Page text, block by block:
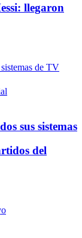
llegaron
sus sistemas
del